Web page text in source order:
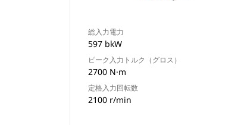
総入力電力
597 bkW
ピーク入力トルク（グロス）
2700 N·m
定格入力回転数
2100 r/min